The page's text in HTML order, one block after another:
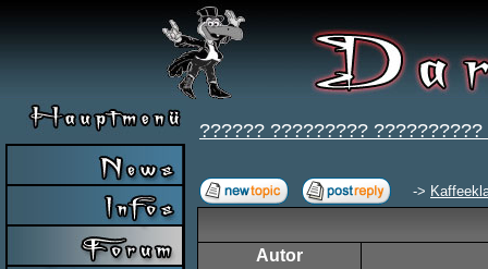
?????? ?????????
->
Autor